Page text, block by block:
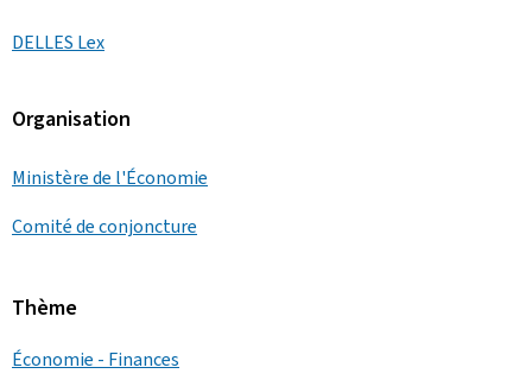
DELLES Lex
Organisation
Ministère de l'Économie
Comité de conjoncture
Thème
Économie - Finances